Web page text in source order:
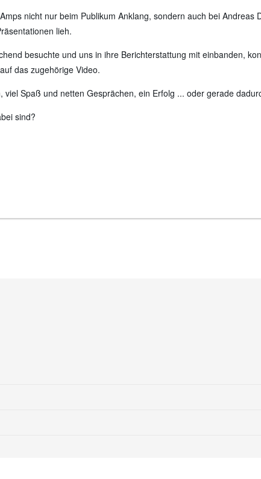
nicht nur beim Publikum Anklang, sondern auch bei
lieh.
besuchte und uns in ihre Berichterstattung mit einbanden,
das zugehörige Video.
viel Spaß und netten Gesprächen, ein Erfolg ... oder gerade
sind?